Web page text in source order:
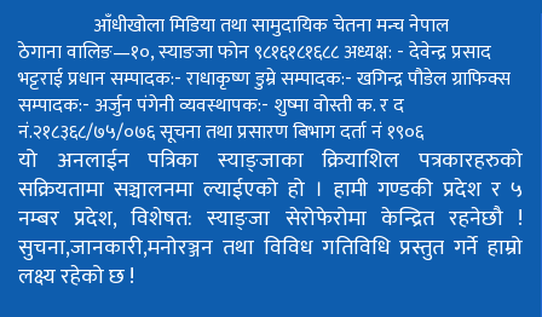
आँधीखोला मिडिया तथा सामुदायिक चेतना मन्च नेपाल
ठेगाना वालिङ—१०, स्याङजा फोन ९८१६१८१६८८अध्यक्ष: - देवेन्द्र प्रसाद
भट्टराईप्रधान सम्पादक:- राधाकृष्ण डुम्रेसम्पादक:- खगिन्द्र पौडेलग्राफिक्स
सम्पादक:- अर्जुन पंगेनीव्यवस्थापक:- शुष्मा वोस्तीक. र द
नं.२१८३६८/७५/०७६सूचना तथा प्रसारण बिभाग दर्ता नं १९०६
यो अनलाईन पत्रिका स्याङ्जाका क्रियाशिल पत्रकारहरुको
सक्रियतामा सञ्चालनमा ल्याईएको हो । हामी गण्डकी प्रदेश र ५
नम्बर प्रदेश, विशेषत: स्याङ्जा सेरोफेरोमा केन्द्रित रहनेछौ !
सुचना,जानकारी,मनोरञ्जन तथा विविध गतिविधि प्रस्तुत गर्ने हाम्रो
लक्ष्य रहेको छ !